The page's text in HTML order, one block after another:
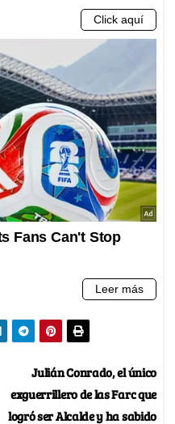
Julián Conrado, el único
exguerrillero de las Farc que
logró ser Alcalde y ha sabido